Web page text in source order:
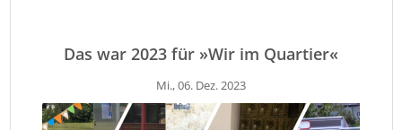
Das war 2023 für »Wir im Quartier«
Mi., 06. Dez. 2023